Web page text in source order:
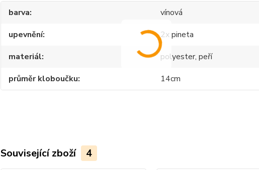
barva
vínová
upevnění
2x pineta
materiál
polyester, peří
průměr kloboučku
14cm
Související zboží 4